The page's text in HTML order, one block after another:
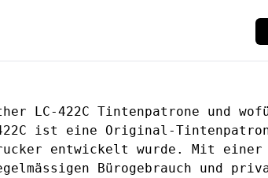
LC-422C Tintenpatrone und
ist eine Original-
entwickelt wurde. Mit einer
Bürogebrauch und